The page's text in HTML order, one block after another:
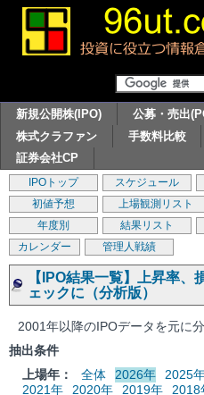
新規公開株(IPO) 公募・売出
株式クラファン
手数料比較
証券会社CP
IPOトップ スケジュール
初値予想
上場観測リスト
年度別
結果リスト
カレンダー
管理人戦績
【IPO結果一覧】上昇率
ェックに（分析版）
2001年以降のIPOデータを元に分
抽出条件
上場年：
全体 2026年 2025
2021年
2020年 2019年 2018